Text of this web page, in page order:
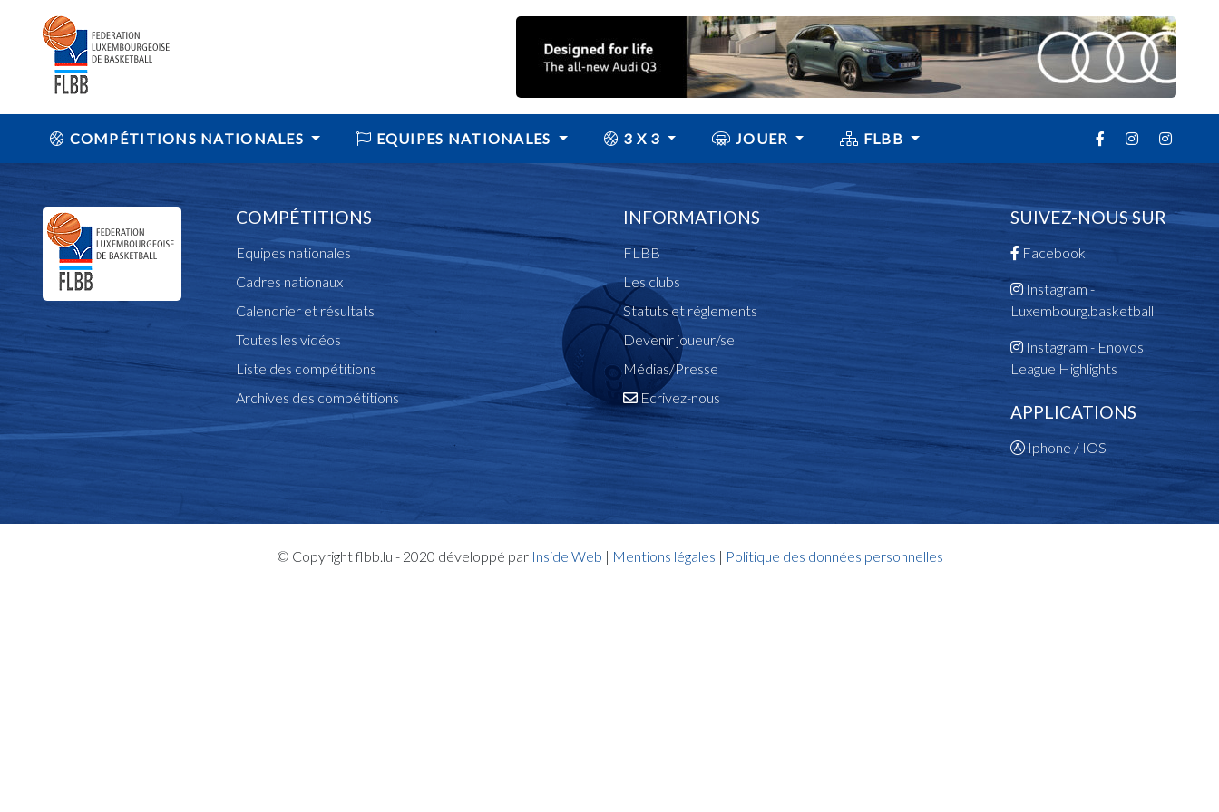
COMPÉTITIONS NATIONALES EQUIPES NATIONALES 3 X 3 JOUER FLBB
COMPÉTITIONS
Equipes nationales
Cadres nationaux
Calendrier et résultats
Toutes les vidéos
Liste des compétitions
Archives des compétitions
INFORMATIONS
FLBB
Les clubs
Statuts et réglements
Devenir joueur/se
Médias/Presse
Ecrivez-nous
SUIVEZ-NOUS SUR
Facebook
Instagram -
Luxembourg.basketball
Instagram - Enovos
League Highlights
APPLICATIONS
Iphone / IOS
© Copyright flbb.lu - 2020 développé par Inside Web | Mentions légales | Politique des données personnelles